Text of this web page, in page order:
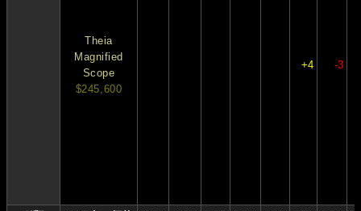
Theia
Magnified
Scope
$245,600
+4 -3